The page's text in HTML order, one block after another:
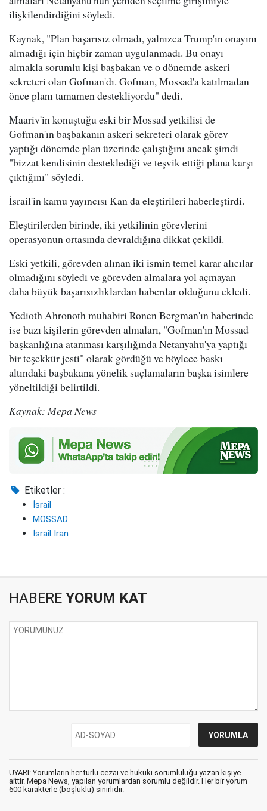
ilişkilendirdiğini söyledi.
Kaynak, "Plan başarısız olmadı, yalnızca Trump'ın onayını
almadığı için hiçbir zaman uygulanmadı. Bu onayı
almakla sorumlu kişi başbakan ve o dönemde askeri
sekreteri olan Gofman'dı. Gofman, Mossad'a katılmadan
önce planı tamamen destekliyordu" dedi.
Maariv'in konuştuğu eski bir Mossad yetkilisi de
Gofman'ın başbakanın askeri sekreteri olarak görev
yaptığı dönemde plan üzerinde çalıştığını ancak şimdi
"bizzat kendisinin desteklediği ve teşvik ettiği plana karşı
çıktığını" söyledi.
İsrail'in kamu yayıncısı Kan da eleştirileri haberleştirdi.
Eleştirilerden birinde, iki yetkilinin görevlerini
operasyonun ortasında devraldığına dikkat çekildi.
Eski yetkili, görevden alınan iki ismin temel karar alıcılar
olmadığını söyledi ve görevden almalara yol açmayan
daha büyük başarısızlıklardan haberdar olduğunu ekledi.
Yedioth Ahronoth muhabiri Ronen Bergman'ın haberinde
ise bazı kişilerin görevden almaları, "Gofman'ın Mossad
başkanlığına atanması karşılığında Netanyahu'ya yaptığı
bir teşekkür jesti" olarak gördüğü ve böylece baskı
altındaki başbakana yönelik suçlamaların başka isimlere
yöneltildiği belirtildi.
Kaynak: Mepa News
Etiketler :
İsrail
MOSSAD
İsrail İran
HABERE YORUM KAT
UYARI: Yorumların her türlü cezai ve hukuki sorumluluğu yazan kişiye
aittir. Mepa News, yapılan yorumlardan sorumlu değildir. Her bir yorum
600 karakterle (boşluklu) sınırlıdır.